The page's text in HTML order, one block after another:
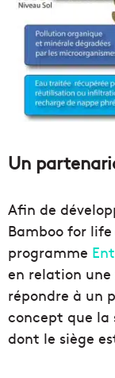
Un
Afin de
Bamboo for
programme
en relation
répondre à un
concept que la
dont le siège